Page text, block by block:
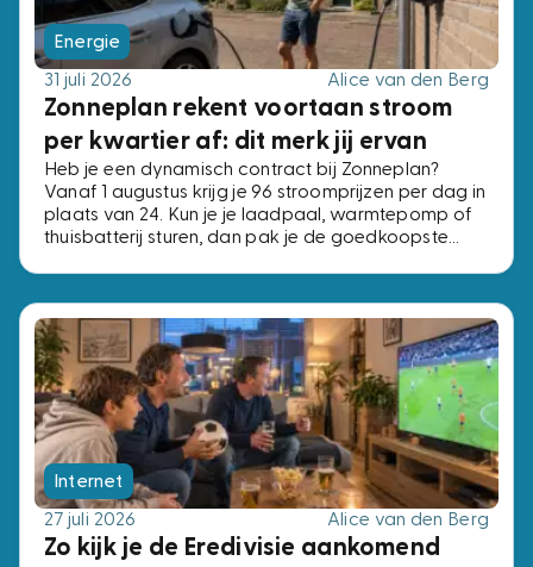
Energie
31 juli 2026
Alice van den Berg
Zonneplan rekent voortaan stroom
per kwartier af: dit merk jij ervan
Heb je een dynamisch contract bij Zonneplan?
Vanaf 1 augustus krijg je 96 stroomprijzen per dag in
plaats van 24. Kun je je laadpaal, warmtepomp of
thuisbatterij sturen, dan pak je de goedkoopste
Internet
27 juli 2026
Alice van den Berg
Zo kijk je de Eredivisie aankomend